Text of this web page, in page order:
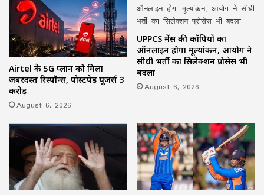
Airtel के 5G प्लान को मिला
जबरदस्त रिस्पॉन्स, पोस्टपेड यूजर्स 3
करोड़
August 6, 2026
UPPCS मेंस की कॉपियों का
ऑनलाइन होगा मूल्यांकन, आयोग ने
सीधी भर्ती का सिलेक्शन प्रोसेस भी
बदला
August 6, 2026